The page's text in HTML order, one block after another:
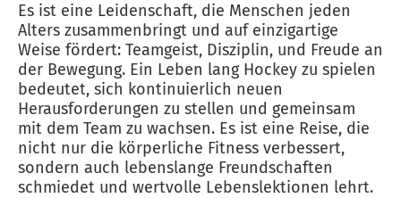
Es ist eine Leidenschaft, die Menschen jeden
Alters zusammenbringt und auf einzigartige
Weise fördert: Teamgeist, Disziplin, und Freude an
der Bewegung. Ein Leben lang Hockey zu spielen
bedeutet, sich kontinuierlich neuen
Herausforderungen zu stellen und gemeinsam
mit dem Team zu wachsen. Es ist eine Reise, die
nicht nur die körperliche Fitness verbessert,
sondern auch lebenslange Freundschaften
schmiedet und wertvolle Lebenslektionen lehrt.